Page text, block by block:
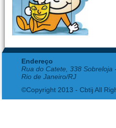
Endereço
Rua do Catete, 338 Sobreloja
Rio de Janeiro/RJ
©Copyright 2013 - Cbtij All